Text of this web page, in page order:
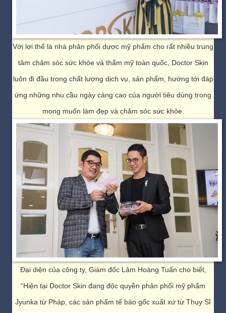
Với lợi thế là nhà phân phối dược mỹ phẩm cho rất nhiều trung
tâm chăm sóc sức khỏe và thẩm mỹ toàn quốc, Doctor Skin
luôn đi đầu trong chất lượng dịch vụ, sản phẩm, hướng tới đáp
ứng những nhu cầu ngày càng cao của người tiêu dùng trong
mong muốn làm đẹp và chăm sóc sức khỏe.
Đại diện của công ty, Giám đốc Lâm Hoàng Tuấn cho biết,
“Hiện tại Doctor Skin đang độc quyền phân phối mỹ phẩm
Jyunka từ Pháp, các sản phẩm tế bào gốc xuất xứ từ Thụy Sĩ